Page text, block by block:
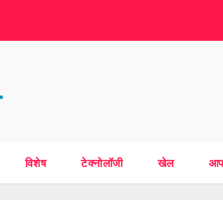
विशेष टेक्नोलॉजी खेल